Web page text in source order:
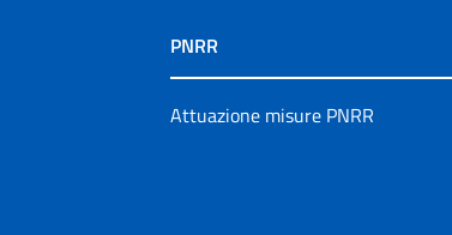
PNRR
Attuazione misure PNRR